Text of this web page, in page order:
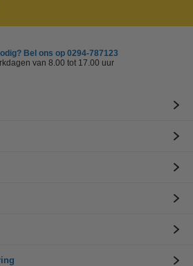
Bel ons op 0294-787123
van 8.00 tot 17.00 uur